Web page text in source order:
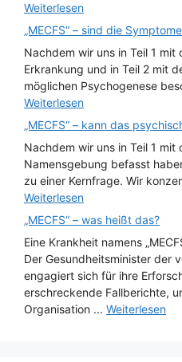
Weiterlesen
„MECFS“ – sind die
Nachdem wir uns in Teil 1
Erkrankung und in Teil 2 mit
möglichen Psychogenese
Weiterlesen
„MECFS“ – kann das
Nachdem wir uns in Teil 1
Namensgebung befasst
zu einer Kernfrage. Wir
Weiterlesen
„MECFS“ – was heißt das?
Eine Krankheit namens
Der Gesundheitsminister der
engagiert sich für ihre
erschreckende Fallberichte,
Organisation ... Weiterlesen